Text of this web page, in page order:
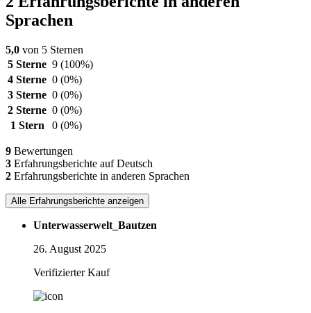
Sprachen
5,0 von 5 Sternen
5 Sterne 9 (100%)
4 Sterne 0 (0%)
3 Sterne 0 (0%)
2 Sterne 0 (0%)
1 Stern
0 (0%)
9 Bewertungen
3 Erfahrungsberichte auf Deutsch
2 Erfahrungsberichte in anderen Sprachen
Alle Erfahrungsberichte anzeigen
Unterwasserwelt_Bautzen
26. August 2025
Verifizierter Kauf